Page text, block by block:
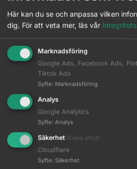
Solidcos Falcon – 6.0″
Logga in för pris
Read more
Här kan du se och anpassa vilken
dig. För att veta mer, läs vår
Marknadsföring
Google Ads, Facebook Ads,
Tiktok Ads
Syfte: Marknadsföring
Analys
Google Analytics
Syfte: Analys
Säkerhet (Krävs alltid)
Cloudflare
Syfte: Säkerhet